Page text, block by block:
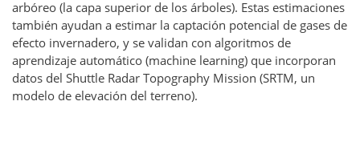
arbóreo (la capa superior de los árboles). Estas estimaciones
también ayudan a estimar la captación potencial de gases de
efecto invernadero, y se validan con algoritmos de
aprendizaje automático (machine learning) que incorporan
datos del Shuttle Radar Topography Mission (SRTM, un
modelo de elevación del terreno).